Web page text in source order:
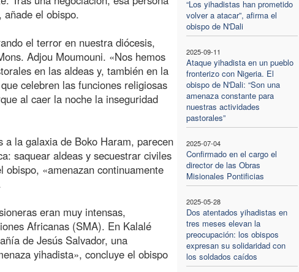
“Los yihadistas han prometido
volver a atacar”, afirma el
obispo de N'Dali
2025-09-11
Ataque yihadista en un pueblo
fronterizo con Nigeria. El
obispo de N'Dali: “Son una
amenaza constante para
nuestras actividades
pastorales”
2025-07-04
Confirmado en el cargo el
director de las Obras
Misionales Pontificias
2025-05-28
Dos atentados yihadistas en
tres meses elevan la
preocupación: los obispos
expresan su solidaridad con
los soldados caídos
el obispo.
el terror en nuestra diócesis,
Adjou Moumouni. «Nos hemos
en las aldeas y, también en la
celebren las funciones religiosas
al caer la noche la inseguridad
a la galaxia de Boko Haram, parecen
saquear aldeas y secuestrar civiles
«amenazan continuamente
eran muy intensas,
Africanas (SMA). En Kalalé
de Jesús Salvador, una
yihadista», concluye el obispo